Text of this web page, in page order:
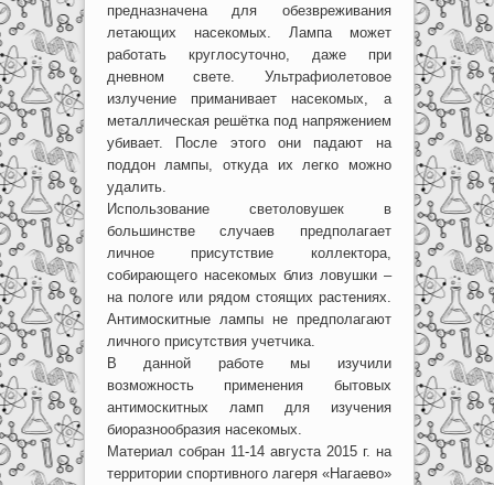
предназначена для обезвреживания
летающих насекомых. Лампа может
работать круглосуточно, даже при
дневном свете. Ультрафиолетовое
излучение приманивает насекомых, а
металлическая решётка под напряжением
убивает. После этого они падают на
поддон лампы, откуда их легко можно
удалить.
Использование светоловушек в
большинстве случаев предполагает
личное присутствие коллектора,
собирающего насекомых близ ловушки –
на пологе или рядом стоящих растениях.
Антимоскитные лампы не предполагают
личного присутствия учетчика.
В данной работе мы изучили
возможность применения бытовых
антимоскитных ламп для изучения
биоразнообразия насекомых.
Материал собран 11-14 августа 2015 г. на
территории спортивного лагеря «Нагаево»